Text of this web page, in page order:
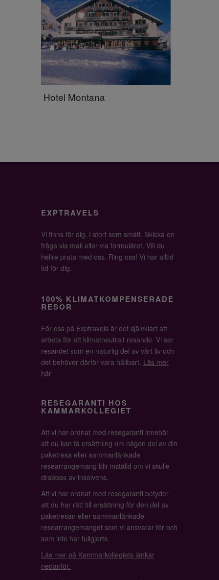
Hotel Montana
EXPTRAVELS
Vi finns för dig. I stort som smått. Skicka en
fråga via mail eller via formuläret. Vill du
hellre prata med oss. Ring oss! Vi har alltid
tid för dig.
100% KLIMATKOMPENSERADE
RESOR
För oss på Exptravels är det självklart att
arbeta för ett klimatneutralt resande. Vi ser
resandet som en naturlig del av vårt liv och
det behöver därför vara hållbart. Läs mer
här
RESEGARANTI HOS
KAMMARKOLLEGIET
Att vi har ordnat med resegaranti innebär
att du kan få ersättning om någon del av din
paketresa eller sammanlänkade
researrangemang blir inställd om vi skulle
drabbas av insolvens.
Att vi har ordnat med resegaranti betyder
att du har rätt till ersättning för den del av
paketresan eller sammanlänkade
researrangemanget som vi ansvarar för och
som inte har fullgjorts.
Läs mer på Kammarkollegiets länkar
nedanför: